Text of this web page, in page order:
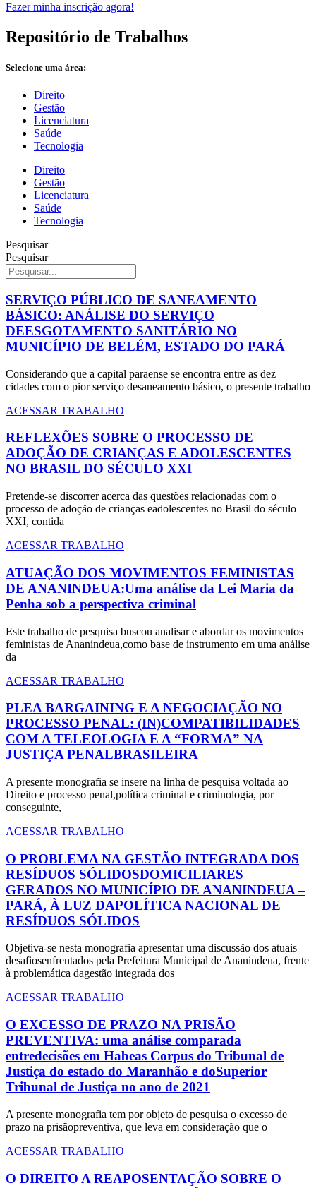
Fazer minha inscrição agora!
Repositório de Trabalhos
Selecione uma área:
Direito
Gestão
Licenciatura
Saúde
Tecnologia
Direito
Gestão
Licenciatura
Saúde
Tecnologia
Pesquisar
Pesquisar
SERVIÇO PÚBLICO DE SANEAMENTO
BÁSICO: ANÁLISE DO SERVIÇO
DEESGOTAMENTO SANITÁRIO NO
MUNICÍPIO DE BELÉM, ESTADO DO PARÁ
Considerando que a capital paraense se encontra entre as dez
cidades com o pior serviço desaneamento básico, o presente trabalho
ACESSAR TRABALHO
REFLEXÕES SOBRE O PROCESSO DE
ADOÇÃO DE CRIANÇAS E ADOLESCENTES
NO BRASIL DO SÉCULO XXI
Pretende-se discorrer acerca das questões relacionadas com o
processo de adoção de crianças eadolescentes no Brasil do século
XXI, contida
ACESSAR TRABALHO
ATUAÇÃO DOS MOVIMENTOS FEMINISTAS
DE ANANINDEUA:Uma análise da Lei Maria da
Penha sob a perspectiva criminal
Este trabalho de pesquisa buscou analisar e abordar os movimentos
feministas de Ananindeua,como base de instrumento em uma análise
da
ACESSAR TRABALHO
PLEA BARGAINING E A NEGOCIAÇÃO NO
PROCESSO PENAL: (IN)COMPATIBILIDADES
COM A TELEOLOGIA E A “FORMA” NA
JUSTIÇA PENALBRASILEIRA
A presente monografia se insere na linha de pesquisa voltada ao
Direito e processo penal,política criminal e criminologia, por
conseguinte,
ACESSAR TRABALHO
O PROBLEMA NA GESTÃO INTEGRADA DOS
RESÍDUOS SÓLIDOSDOMICILIARES
GERADOS NO MUNICÍPIO DE ANANINDEUA –
PARÁ, À LUZ DAPOLÍTICA NACIONAL DE
RESÍDUOS SÓLIDOS
Objetiva-se nesta monografia apresentar uma discussão dos atuais
desafiosenfrentados pela Prefeitura Municipal de Ananindeua, frente
à problemática dagestão integrada dos
ACESSAR TRABALHO
O EXCESSO DE PRAZO NA PRISÃO
PREVENTIVA: uma análise comparada
entredecisões em Habeas Corpus do Tribunal de
Justiça do estado do Maranhão e doSuperior
Tribunal de Justiça no ano de 2021
A presente monografia tem por objeto de pesquisa o excesso de
prazo na prisãopreventiva, que leva em consideração que o
ACESSAR TRABALHO
O DIREITO A REAPOSENTAÇÃO SOBRE O